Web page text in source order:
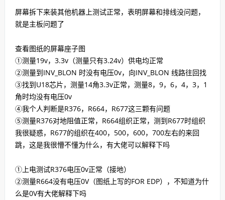
屏幕拆下来装其他机器上测试正常，表明屏幕和排线没问题，
就是主板问题了
查看图纸的屏幕座子图
①测量19v，3.3v（测量只有3.24v）供电均正常
②测量到INV_BLON 时没有电压0v，向INV_BLON 线路往回找
③找到U18芯片，测量14角3.3v正常，测量8，9，6，4，3，1
角时均没有电压0v
④我个人判断是R376，R664，R677这三颗有问题
⑤测量R376对地阻值正常，R664组织正常，测到R677时组织
我很疑惑，R677的组织在400，500，600，700左右的来回
跳，这是我很懵不懂为什么，有大佬可以解释下吗
①上电测试R376电压0v正常（接地）
②测量R664没有电压0V（图纸上写的FOR EDP），不知道为什
么是0V有大佬解释下吗